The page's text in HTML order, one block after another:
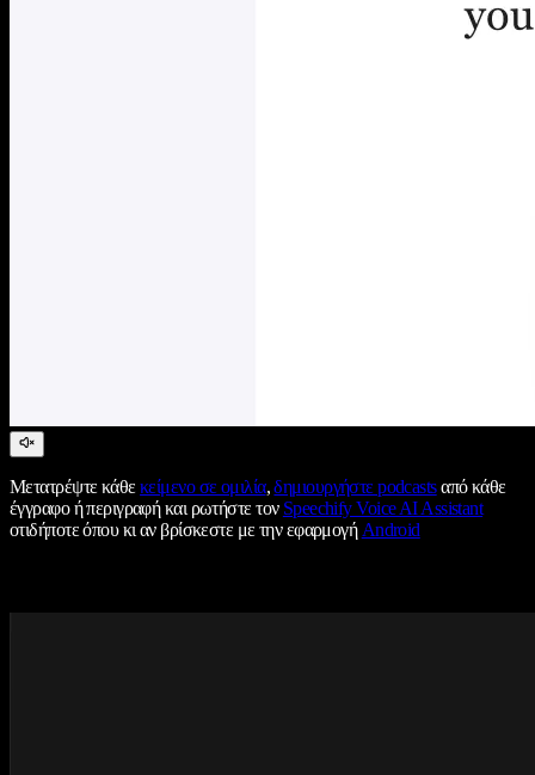
Μετατρέψτε κάθεκείμενο σε ομιλία,δημιουργήστε podcastsαπό κάθε
έγγραφο ή περιγραφή και ρωτήστε τον Speechify Voice AI Assistant
οτιδήποτε όπου κι αν βρίσκεστε με την εφαρμογήAndroid